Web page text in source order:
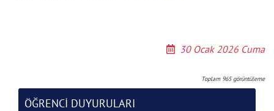
30 Ocak 2026 Cuma
Toplam 965görüntüleme
ÖĞRENCİ DUYURULARI